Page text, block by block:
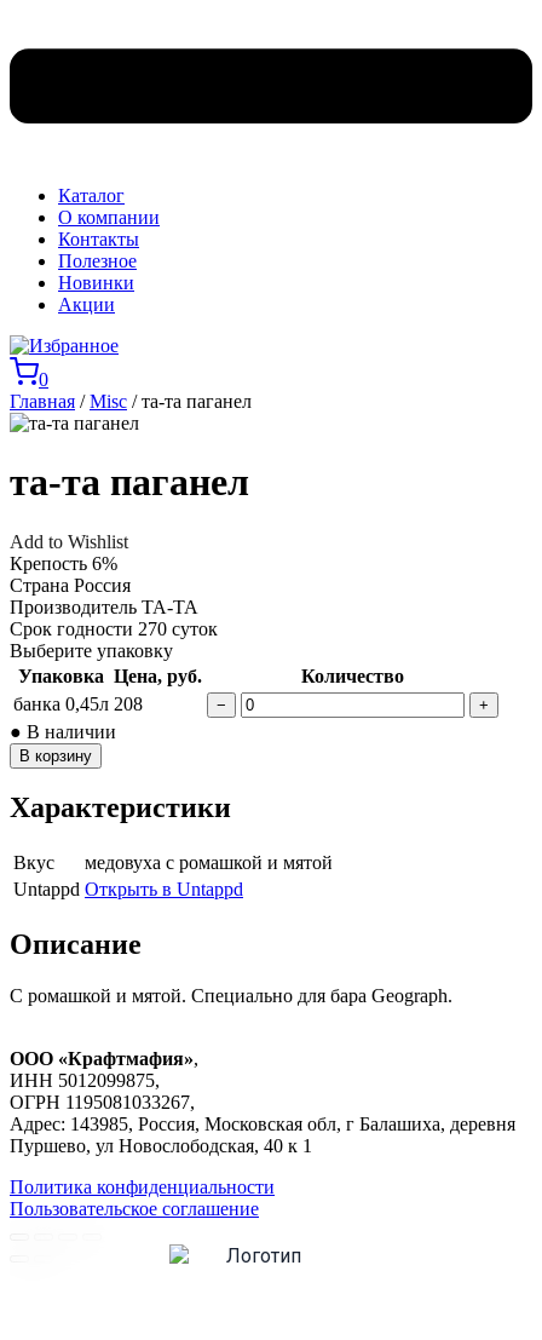
Каталог
О компании
Контакты
Полезное
Новинки
Акции
0
Главная /Misc / та-та паганел
та-та паганел
Add to Wishlist
Крепость 6%
Страна Россия
Производитель ТА-ТА
Срок годности 270 суток
Выберите упаковку
Упаковка Цена, руб.
Количество
банка 0,45л 208 − +
● В наличии
В корзину
Характеристики
Вкус
медовуха с ромашкой и мятой
Untappd Открыть в Untappd
Описание
С ромашкой и мятой. Специально для бара Geograph.
ООО «Крафтмафия»,
ИНН 5012099875,
ОГРН 1195081033267,
Адрес: 143985, Россия, Московская обл, г Балашиха, деревня
Пуршево, ул Новослободская, 40 к 1
Политика конфиденциальности
Пользовательское соглашение